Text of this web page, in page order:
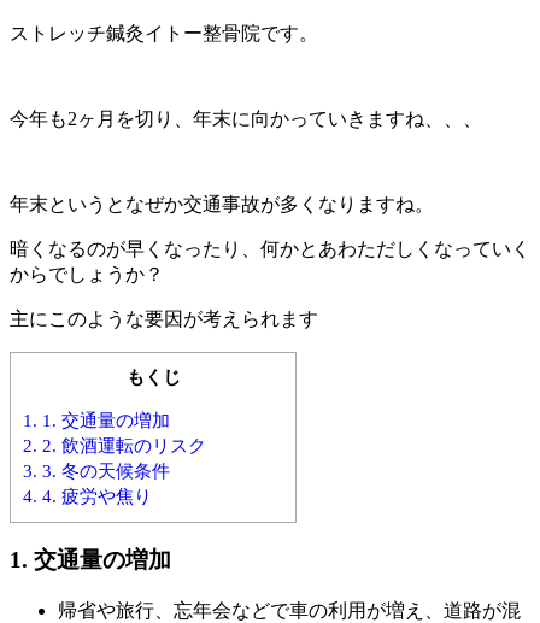
ストレッチ鍼灸イトー整骨院です。
今年も2ヶ月を切り、年末に向かっていきますね、、、
年末というとなぜか交通事故が多くなりますね。
暗くなるのが早くなったり、何かとあわただしくなっていく
からでしょうか？
主にこのような要因が考えられます
もくじ
1. 1. 交通量の増加
2. 2. 飲酒運転のリスク
3. 3. 冬の天候条件
4. 4. 疲労や焦り
1. 交通量の増加
帰省や旅行、忘年会などで車の利用が増え、道路が混